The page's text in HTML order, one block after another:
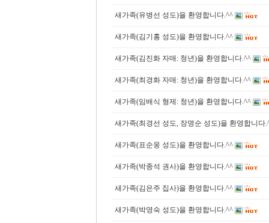
새가족(유병선 성도)을 환영합니다.^^
새가족(김기홍 성도)을 환영합니다.^^
새가족(김진화 자매: 청년)을 환영합니다.^^
새가족(최경화 자매: 청년)을 환영합니다.^^
새가족(임배식 형제: 청년)을 환영합니다.^^
새가족(최경선 성도, 장명순 성도)을 환영합니다
새가족(표순웅 성도)을 환영합니다.^^
새가족(박종석 권사)을 환영합니다.^^
새가족(김은주 집사)을 환영합니다.^^
새가족(박영숙 성도)을 환영합니다.^^